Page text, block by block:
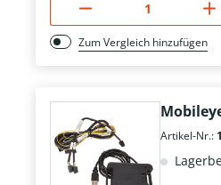
Zum Vergleich hinzufügen
Artikel-Nr.: